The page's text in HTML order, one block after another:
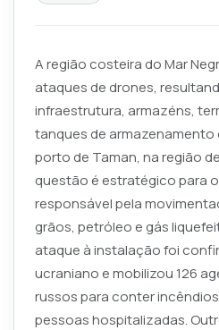
A região costeira do Mar
ataques de drones,
infraestrutura, armazéns,
tanques de armazenamento
porto de Taman, na região
questão é estratégico para
responsável pela
grãos, petróleo e gás
ataque à instalação foi
ucraniano e mobilizou 126
russos para conter
pessoas hospitalizadas.